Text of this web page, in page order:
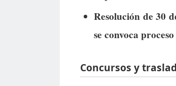
Resolución de 30
se convoca
Concursos y